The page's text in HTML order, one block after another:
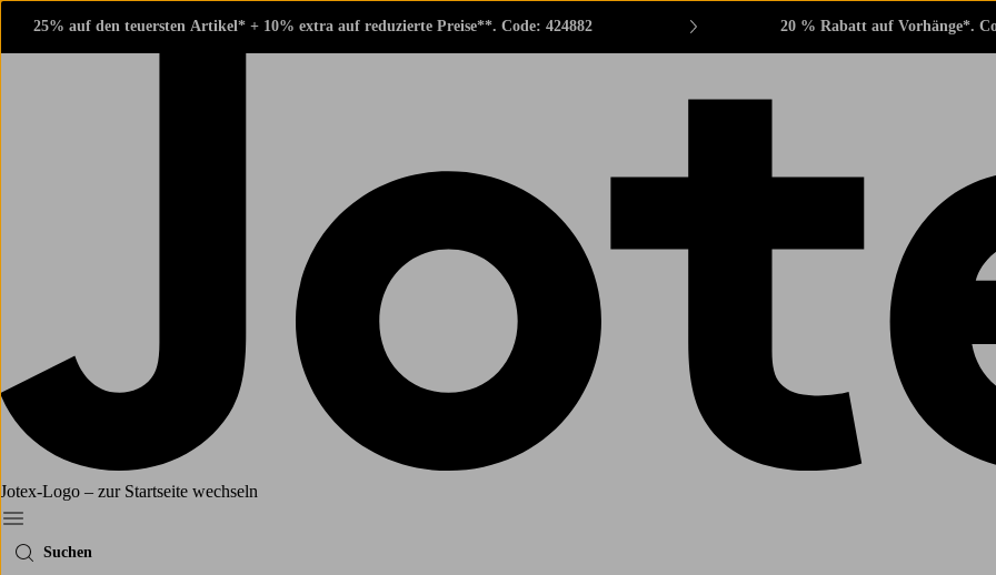
25% auf den teuersten Artikel* + 10% extra auf reduzierte Preise**. Code: 424882 20 % Rabatt auf Vorhänge*.
Jotex-Logo – zur Startseite wechseln
Ellos‘ Menü
Suchen